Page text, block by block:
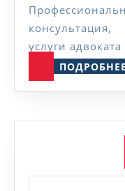
Профессиональная юридическая
услуги